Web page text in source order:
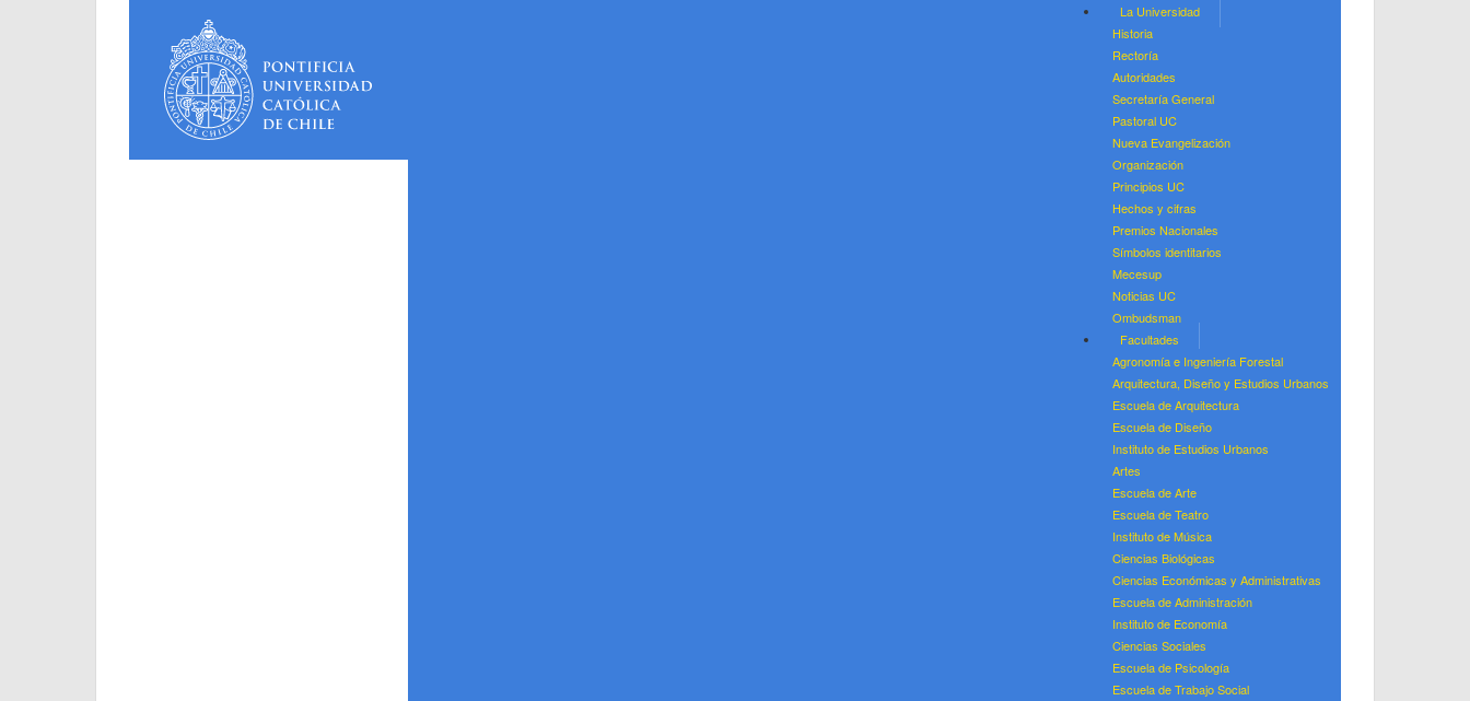
La Universidad
Historia
Rectoría
Autoridades
Secretaría General
Pastoral UC
Nueva Evangelización
Organización
Principios UC
Hechos y cifras
Premios Nacionales
Símbolos identitarios
Mecesup
Noticias UC
Ombudsman
Facultades
Agronomía e Ingeniería Forestal
Arquitectura, Diseño y Estudios Urbanos
Escuela de Arquitectura
Escuela de Diseño
Instituto de Estudios Urbanos
Artes
Escuela de Arte
Escuela de Teatro
Instituto de Música
Ciencias Biológicas
Ciencias Económicas y Administrativas
Escuela de Administración
Instituto de Economía
Ciencias Sociales
Escuela de Psicología
Escuela de Trabajo Social